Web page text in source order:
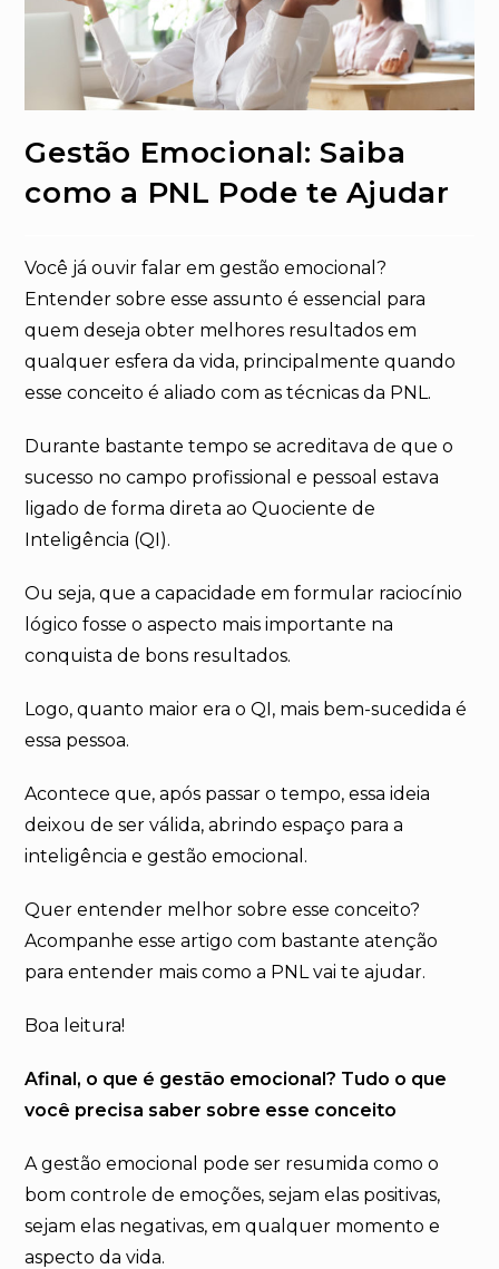
Gestão Emocional: Saiba
como a PNL Pode te Ajudar
Você já ouvir falar em gestão emocional?
Entender sobre esse assunto é essencial para
quem deseja obter melhores resultados em
qualquer esfera da vida, principalmente quando
esse conceito é aliado com as técnicas da PNL.
Durante bastante tempo se acreditava de que o
sucesso no campo profissional e pessoal estava
ligado de forma direta ao Quociente de
Inteligência (QI).
Ou seja, que a capacidade em formular raciocínio
lógico fosse o aspecto mais importante na
conquista de bons resultados.
Logo, quanto maior era o QI, mais bem-sucedida é
essa pessoa.
Acontece que, após passar o tempo, essa ideia
deixou de ser válida, abrindo espaço para a
inteligência e gestão emocional.
Quer entender melhor sobre esse conceito?
Acompanhe esse artigo com bastante atenção
para entender mais como a PNL vai te ajudar.
Boa leitura!
Afinal, o que é gestão emocional? Tudo o que
você precisa saber sobre esse conceito
A gestão emocional pode ser resumida como o
bom controle de emoções, sejam elas positivas,
sejam elas negativas, em qualquer momento e
aspecto da vida.